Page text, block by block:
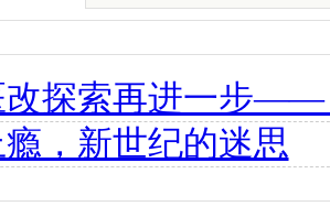
改探索再进一步——
，新世纪的迷思